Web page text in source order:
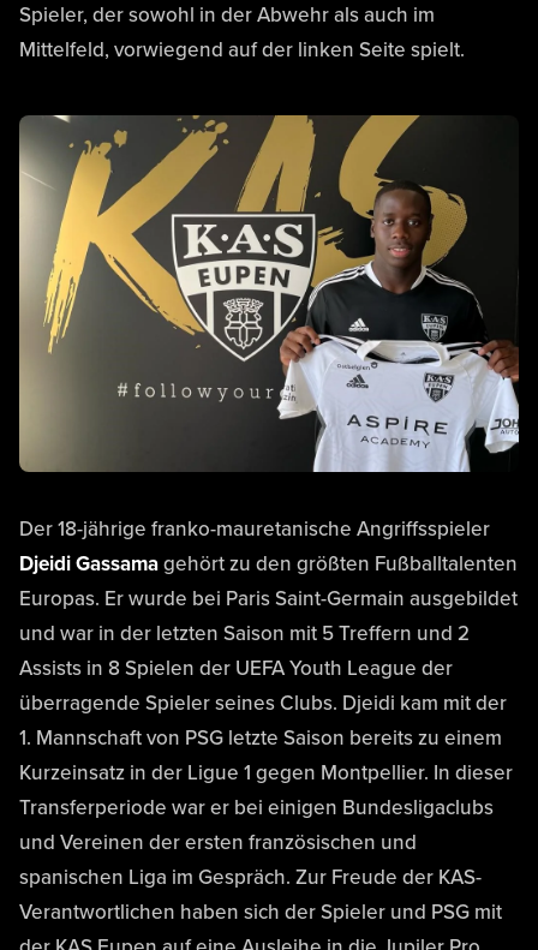
Spieler, der sowohl in der Abwehr als auch im
Mittelfeld, vorwiegend auf der linken Seite spielt.
Der 18-jährige franko-mauretanische Angriffsspieler
Djeidi Gassamagehört zu den größten Fußballtalenten
Europas. Er wurde bei Paris Saint-Germain ausgebildet
und war in der letzten Saison mit 5 Treffern und 2
Assists in 8 Spielen der UEFA Youth League der
überragende Spieler seines Clubs. Djeidi kam mit der
1. Mannschaft von PSG letzte Saison bereits zu einem
Kurzeinsatz in der Ligue 1 gegen Montpellier. In dieser
Transferperiode war er bei einigen Bundesligaclubs
und Vereinen der ersten französischen und
spanischen Liga im Gespräch. Zur Freude der KAS-
Verantwortlichen haben sich der Spieler und PSG mit